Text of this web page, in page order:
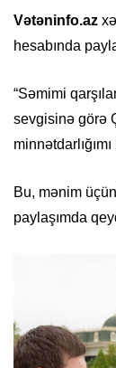
Vətəninfo.az
hesabında
“Səmimi
sevgisinə görə
Bu, mənim
paylaşımda